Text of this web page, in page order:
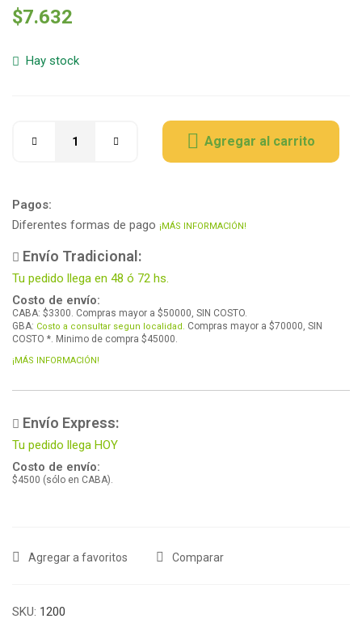
$7.632
Hay stock
Agregar al carrito
Pagos:
Diferentes formas de pago ¡MÁS INFORMACIÓN!
Envío Tradicional:
Tu pedido llega en 48 ó 72 hs.
Costo de envío:
CABA: $3300. Compras mayor a $50000, SIN COSTO.
GBA: Costo a consultar segun localidad. Compras mayor a $70000, SIN
COSTO *. Minimo de compra $45000.
¡MÁS INFORMACIÓN!
Envío Express:
Tu pedido llega HOY
Costo de envío:
$4500 (sólo en CABA).
Agregar a favoritos Comparar
SKU: 1200